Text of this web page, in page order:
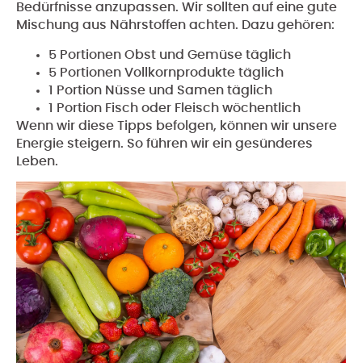
Bedürfnisse anzupassen. Wir sollten auf eine gute
Mischung aus Nährstoffen achten. Dazu gehören:
5 Portionen Obst und Gemüse täglich
5 Portionen Vollkornprodukte täglich
1 Portion Nüsse und Samen täglich
1 Portion Fisch oder Fleisch wöchentlich
Wenn wir diese Tipps befolgen, können wir unsere
Energie steigern. So führen wir ein gesünderes
Leben.